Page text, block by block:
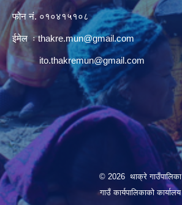
फोन नं. ०१०४१५१०८
ईमेल ःthakre.mun@gmail.com
ito.thakremun@gmail.com
© 2026 थाक्रे गाउँपालिका
गाउँ कार्यपालिकाको कार्यालय